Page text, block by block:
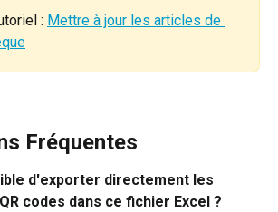
: Mettre à jour les articles de
Fréquentes
d'exporter directement les
codes dans ce fichier Excel ?